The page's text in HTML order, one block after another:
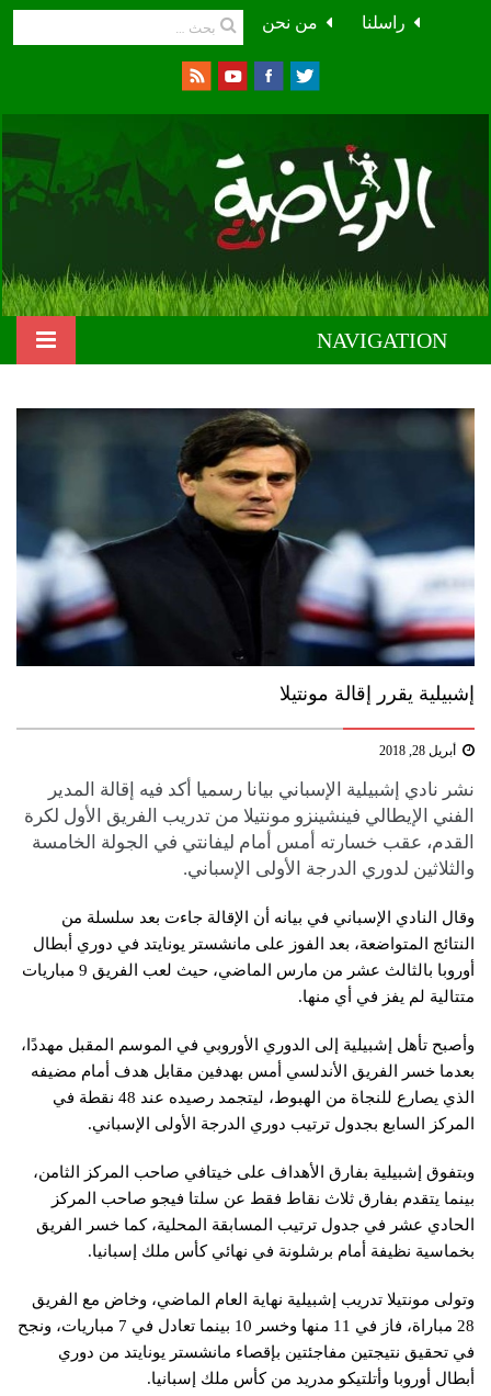
من نحن راسلنا
NAVIGATION
إشبيلية يقرر إقالة مونتيلا
أبريل 28, 2018
نشر نادي إشبيلية الإسباني بيانا رسميا أكد فيه إقالة المدير
الفني الإيطالي فينشينزو مونتيلا من تدريب الفريق الأول لكرة
القدم، عقب خسارته أمس أمام ليفانتي في الجولة الخامسة
والثلاثين لدوري الدرجة الأولى الإسباني.
وقال النادي الإسباني في بيانه أن الإقالة جاءت بعد سلسلة من
النتائج المتواضعة، بعد الفوز على مانشستر يونايتد في دوري أبطال
أوروبا بالثالث عشر من مارس الماضي، حيث لعب الفريق 9 مباريات
متتالية لم يفز في أي منها.
وأصبح تأهل إشبيلية إلى الدوري الأوروبي في الموسم المقبل مهددًا،
بعدما خسر الفريق الأندلسي أمس بهدفين مقابل هدف أمام مضيفه
الذي يصارع للنجاة من الهبوط، ليتجمد رصيده عند 48 نقطة في
المركز السابع بجدول ترتيب دوري الدرجة الأولى الإسباني.
وبتفوق إشبيلية بفارق الأهداف على خيتافي صاحب المركز الثامن،
بينما يتقدم بفارق ثلاث نقاط فقط عن سلتا فيجو صاحب المركز
الحادي عشر في جدول ترتيب المسابقة المحلية، كما خسر الفريق
بخماسية نظيفة أمام برشلونة في نهائي كأس ملك إسبانيا.
وتولى مونتيلا تدريب إشبيلية نهاية العام الماضي، وخاض مع الفريق
28 مباراة، فاز في 11 منها وخسر 10 بينما تعادل في 7 مباريات، ونجح
في تحقيق نتيجتين مفاجئتين بإقصاء مانشستر يونايتد من دوري
أبطال أوروبا وأتلتيكو مدريد من كأس ملك إسبانيا.